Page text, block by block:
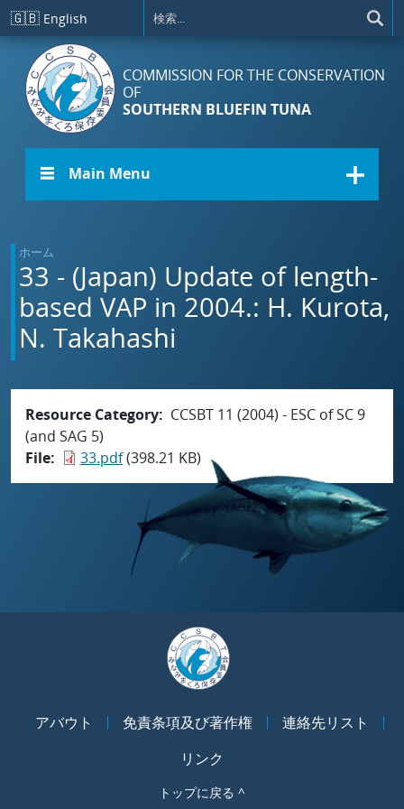
メインコンテンツに移動
🇬🇧 English
COMMISSION FOR THE CONSERVATION
OF
SOUTHERN BLUEFIN TUNA
☰ Main Menu
ホーム
33 - (Japan) Update of length-
based VAP in 2004.: H. Kurota,
N. Takahashi
Resource Category
CCSBT 11 (2004) - ESC of SC 9
(and SAG 5)
File
33.pdf(398.21 KB)
アバウト 免責条項及び著作権
連絡先リスト
リンク
トップに戻る ^